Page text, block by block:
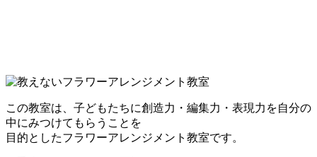
この教室は、子どもたちに創造力・編集力・表現力を自分の
中にみつけてもらうことを
目的としたフラワーアレンジメント教室です。